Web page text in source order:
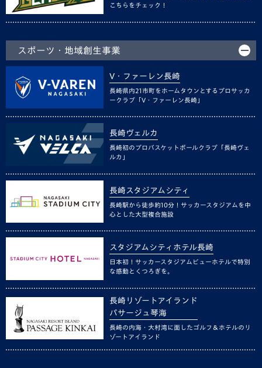
こちらをチェック！
スポーツ・地域創生事業
V・ファーレン長崎
長崎県内21市町をホームタウンとするプロサッカ
ークラブ「V・ファーレン長崎」
長崎ヴェルカ
長崎初のプロバスケットボールクラブ「長崎ヴェ
ルカ」
長崎スタジアムシティ
長崎駅から徒歩約10分！サッカースタジアムを中
心とした大型複合施設
スタジアムシティホテル長崎
日本初！サッカースタジアムビューホテルで特別
な感動とくつろぎを。
長崎リゾートアイランド
パサージュ琴海
長崎の内海・大村湾に面したゴルフ＆ホテルのリ
ゾートアイランド